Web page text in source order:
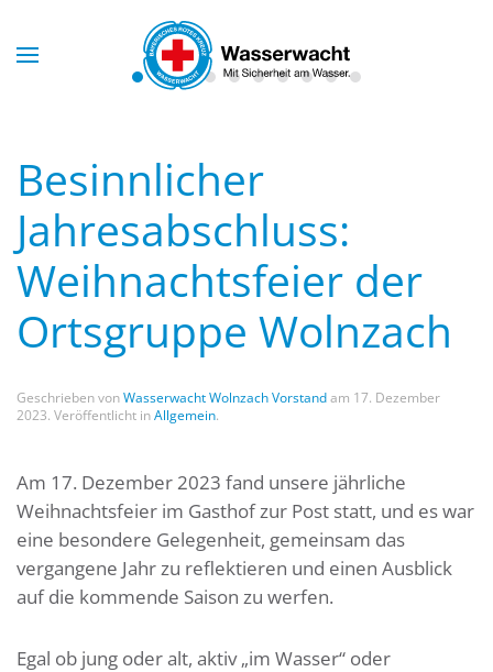
Skip to main content
Besinnlicher
Jahresabschluss:
Weihnachtsfeier der
Ortsgruppe Wolnzach
Geschrieben vonWasserwacht Wolnzach Vorstandam 17. Dezember
2023. Veröffentlicht inAllgemein.
Am 17. Dezember 2023 fand unsere jährliche
Weihnachtsfeier im Gasthof zur Post statt, und es war
eine besondere Gelegenheit, gemeinsam das
vergangene Jahr zu reflektieren und einen Ausblick
auf die kommende Saison zu werfen.
Egal ob jung oder alt, aktiv „im Wasser“ oder